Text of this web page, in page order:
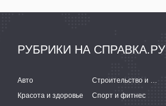
РУБРИКИ НА СПРАВКА.РУ
Авто Строительство и ремонт
Красота и здоровье
Спорт и фитнес